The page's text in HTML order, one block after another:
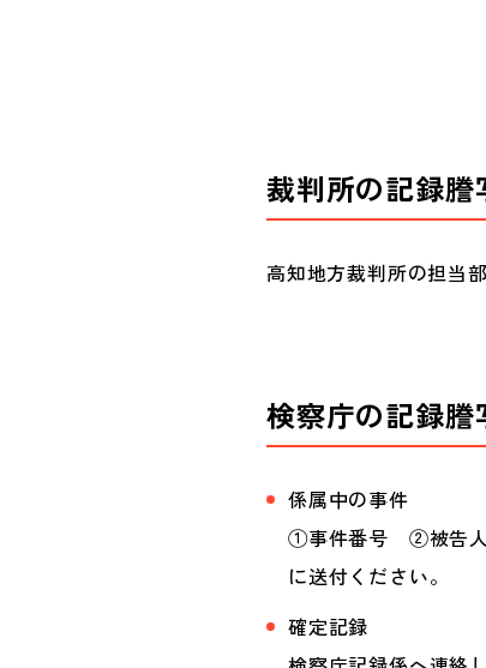
裁判所の記録謄
高知地方裁判所の担当
検察庁の記録謄
係属中の事件
①事件番号 ②被告
に送付ください。
確定記録